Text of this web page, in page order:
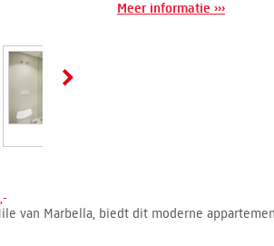
Meer informatie ›››
van Marbella, biedt dit moderne